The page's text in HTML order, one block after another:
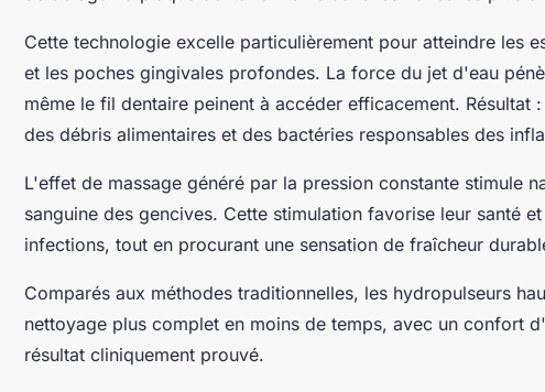
Cette technologie excelle particulièrement pour atteindre les
et les poches gingivales profondes. La force du jet d'eau
même le fil dentaire peinent à accéder efficacement. Résultat :
des débris alimentaires et des bactéries responsables des
L'effet de massage généré par la pression constante stimule
sanguine des gencives. Cette stimulation favorise leur santé
infections, tout en procurant une sensation de fraîcheur
Comparés aux méthodes traditionnelles, les hydropulseurs
nettoyage plus complet en moins de temps, avec un confort
résultat cliniquement prouvé.